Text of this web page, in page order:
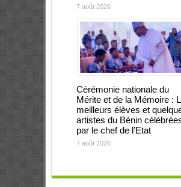
7 août 2026
Cérémonie nationale du
Mérite et de la Mémoire :
meilleurs élèves et
artistes du Bénin
par le chef de l’Etat
7 août 2026